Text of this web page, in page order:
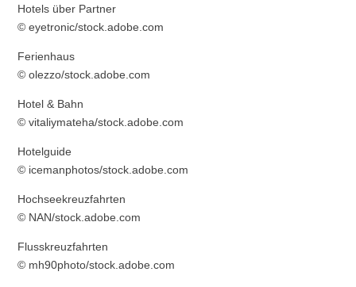
Hotels über Partner
© eyetronic/stock.adobe.com
Ferienhaus
© olezzo/stock.adobe.com
Hotel & Bahn
© vitaliymateha/stock.adobe.com
Hotelguide
© icemanphotos/stock.adobe.com
Hochseekreuzfahrten
© NAN/stock.adobe.com
Flusskreuzfahrten
© mh90photo/stock.adobe.com